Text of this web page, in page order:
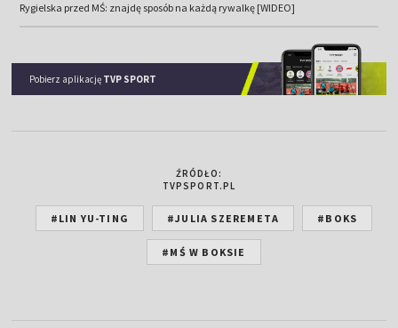
Rygielska przed MŚ: znajdę sposób na każdą rywalkę [WIDEO]
Pobierz aplikację TVP SPORT
ŹRÓDŁO:
TVPSPORT.PL
#LIN YU-TING #JULIA SZEREMETA #BOKS
#MŚ W BOKSIE